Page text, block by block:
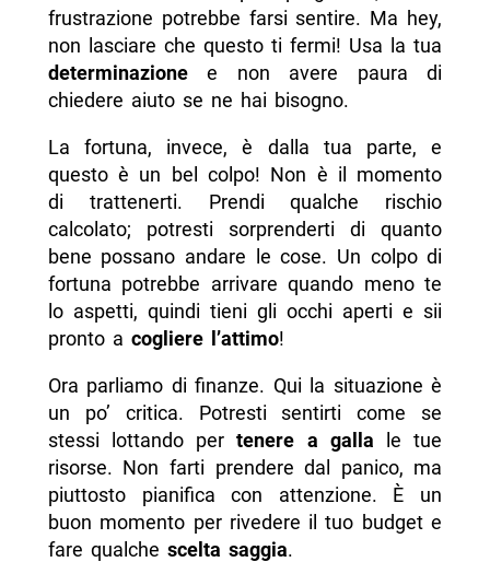
frustrazione potrebbe farsi sentire. Ma hey,
non lasciare che questo ti fermi! Usa la tua
determinazionee non avere paura di
chiedere aiuto se ne hai bisogno.
La fortuna, invece, è dalla tua parte, e
questo è un bel colpo! Non è il momento
di trattenerti. Prendi qualche rischio
calcolato; potresti sorprenderti di quanto
bene possano andare le cose. Un colpo di
fortuna potrebbe arrivare quando meno te
lo aspetti, quindi tieni gli occhi aperti e sii
pronto a cogliere l’attimo!
Ora parliamo di finanze. Qui la situazione è
un po’ critica. Potresti sentirti come se
stessi lottando pertenere a galla le tue
risorse. Non farti prendere dal panico, ma
piuttosto pianifica con attenzione. È un
buon momento per rivedere il tuo budget e
fare qualche scelta saggia.